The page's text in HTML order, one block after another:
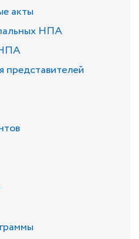
акты
НПА
представителей